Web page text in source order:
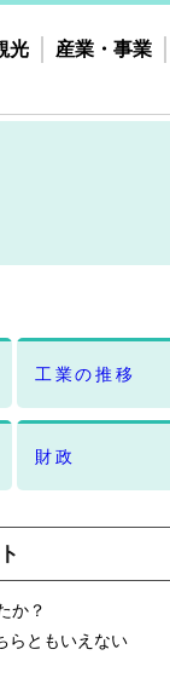
光 産業・事業
工業の推移
財政
か？
らともいえない